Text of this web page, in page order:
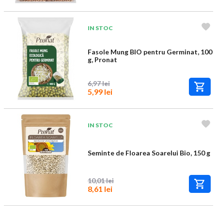
IN STOC
Fasole Mung BIO pentru Germinat, 100
g, Pronat
6,97 lei
5,99 lei
IN STOC
Seminte de Floarea Soarelui Bio, 150 g
10,01 lei
8,61 lei